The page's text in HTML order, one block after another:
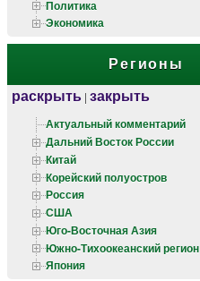
Политика
Экономика
Регионы
раскрыть | закрыть
Актуальный комментарий
Дальний Восток России
Китай
Корейский полуостров
Россия
США
Юго-Восточная Азия
Южно-Тихоокеанский регион
Япония